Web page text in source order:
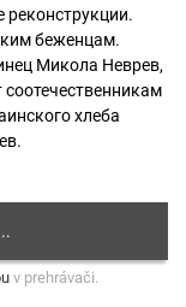
реконструкции.
беженцам.
Микола Неврев,
хлеба
v prehrávači.